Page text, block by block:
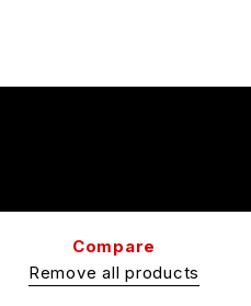
Compare
Remove all products